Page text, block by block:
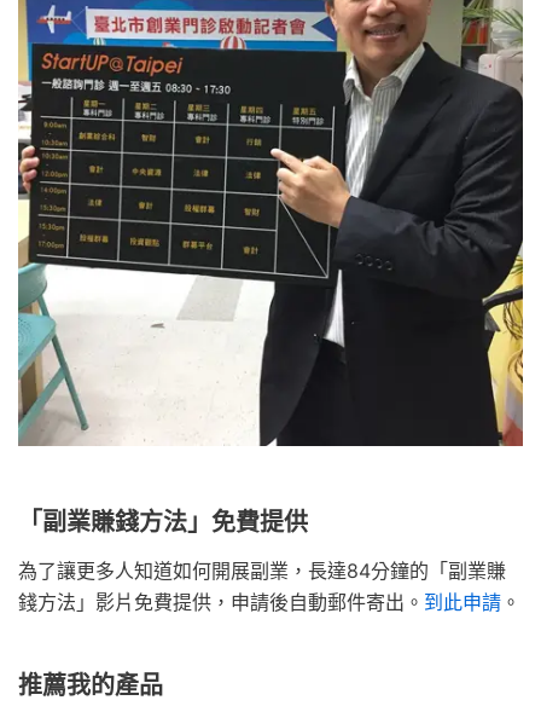
「副業賺錢方法」免費提供
為了讓更多人知道如何開展副業，長達84分鐘的「副業賺
錢方法」影片免費提供，申請後自動郵件寄出。 到此申請 。
推薦我的產品